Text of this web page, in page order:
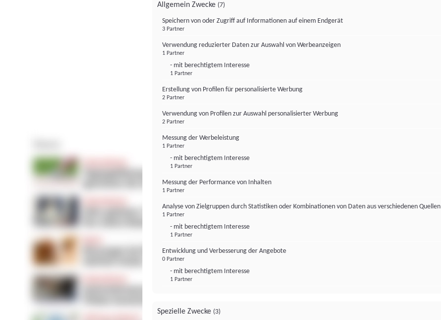
Allgemein Zwecke (7)
Speichern von oder Zugriff auf Informationen auf einem Endgerät
3 Partner
Verwendung reduzierter Daten zur Auswahl von Werbeanzeigen
1 Partner
- mit berechtigtem Interesse
1 Partner
Erstellung von Profilen für personalisierte Werbung
2 Partner
Verwendung von Profilen zur Auswahl personalisierter Werbung
2 Partner
Messung der Werbeleistung
1 Partner
- mit berechtigtem Interesse
1 Partner
Messung der Performance von Inhalten
1 Partner
Analyse von Zielgruppen durch Statistiken oder Kombinationen von Daten aus verschiedenen Quellen
1 Partner
- mit berechtigtem Interesse
1 Partner
Entwicklung und Verbesserung der Angebote
0 Partner
- mit berechtigtem Interesse
1 Partner
Spezielle Zwecke (3)